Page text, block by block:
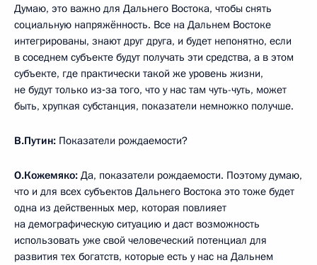
Думаю, это важно для Дальнего Востока, чтобы снять
социальную напряжённость. Все на Дальнем Востоке
интегрированы, знают друг друга, и будет непонятно, если
в соседнем субъекте будут получать эти средства, а в этом
субъекте, где практически такой же уровень жизни,
не будут только из‑за того, что у нас там чуть-чуть, может
быть, хрупкая субстанция, показатели немножко получше.
В.Путин: Показатели рождаемости?
О.Кожемяко: Да, показатели рождаемости. Поэтому думаю,
что и для всех субъектов Дальнего Востока это тоже будет
одна из действенных мер, которая повлияет
на демографическую ситуацию и даст возможность
использовать уже свой человеческий потенциал для
развития тех богатств, которые есть у нас на Дальнем